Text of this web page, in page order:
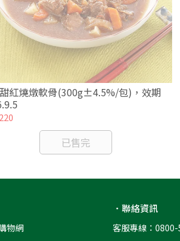
紅燒燉軟骨(300g±4.5%/包)，效期
已售完
物網
．聯絡資訊
客服專線：